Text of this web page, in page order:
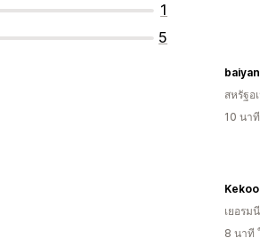
1
5
สหรัฐอ
10 นา
เยอรมนี
8 นาที